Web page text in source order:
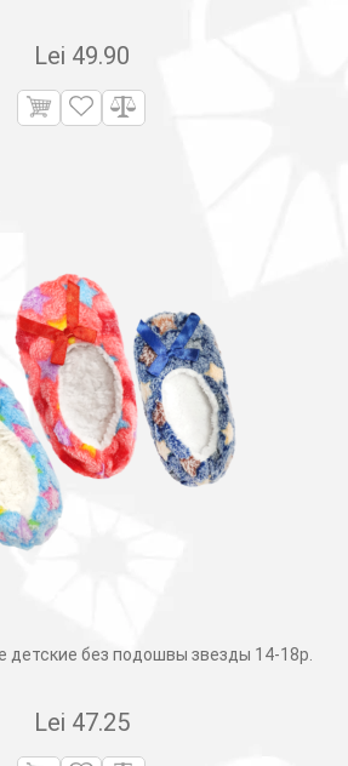
Lei 49.90
детские без подошвы звезды 14-18р.
Lei 47.25